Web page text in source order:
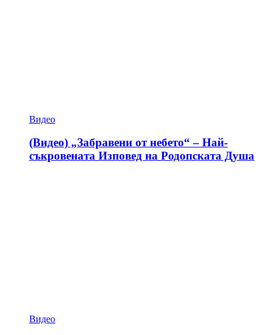
Видео
(Видео) „Забравени от небето“ – Най-
съкровената Изповед на Родопската Душа
Видео